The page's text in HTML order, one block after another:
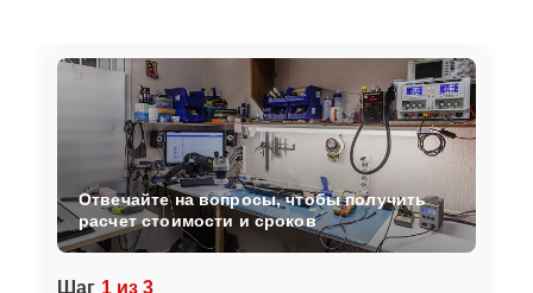
Шаг 1 из 3
Отвечайте на вопросы, чтобы получить
расчет стоимости и сроков